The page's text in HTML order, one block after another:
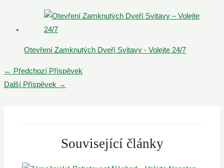
Otevření Zamknutých Dveří Svitavy - Volejte 24/7
Post
navigation
← Předchozí Příspěvek
Další Příspěvek →
Související články